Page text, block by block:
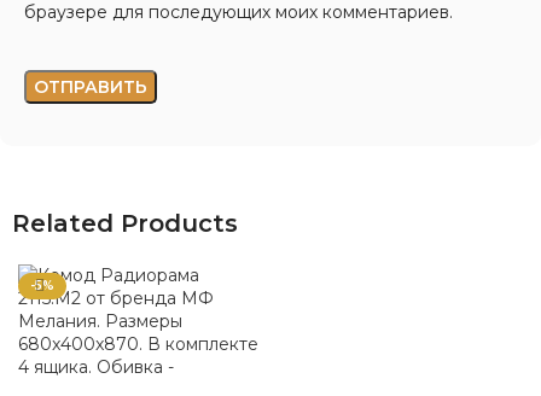
браузере для последующих моих комментариев.
Related Products
-5%